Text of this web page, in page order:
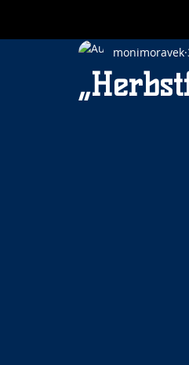
monimoravek